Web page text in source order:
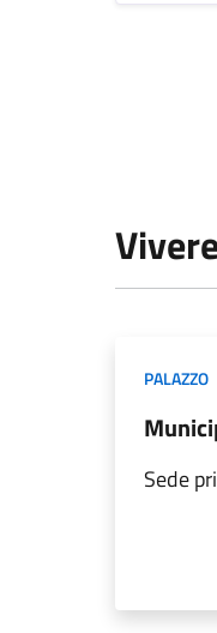
PALAZZO
Sede